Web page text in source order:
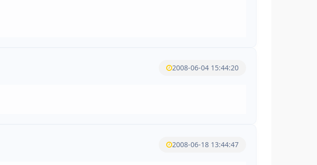
2008-06-04 15:44:20
2008-06-18 13:44:47